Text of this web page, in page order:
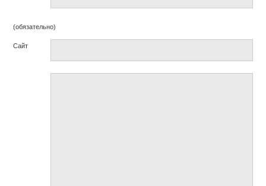
(обязательно)
Сайт